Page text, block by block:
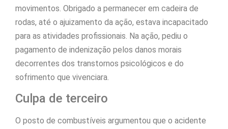
movimentos. Obrigado a permanecer em cadeira de
rodas, até o ajuizamento da ação, estava incapacitado
para as atividades profissionais. Na ação, pediu o
pagamento de indenização pelos danos morais
decorrentes dos transtornos psicológicos e do
sofrimento que vivenciara.
Culpa de terceiro
O posto de combustíveis argumentou que o acidente